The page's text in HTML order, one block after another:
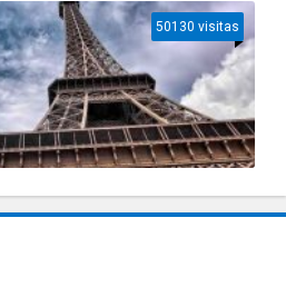
50130 visitas